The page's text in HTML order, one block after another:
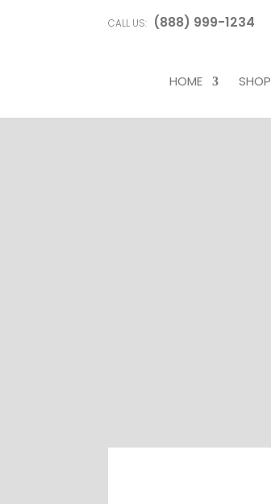
CALL US: (888) 999-1234
HOME SHOP